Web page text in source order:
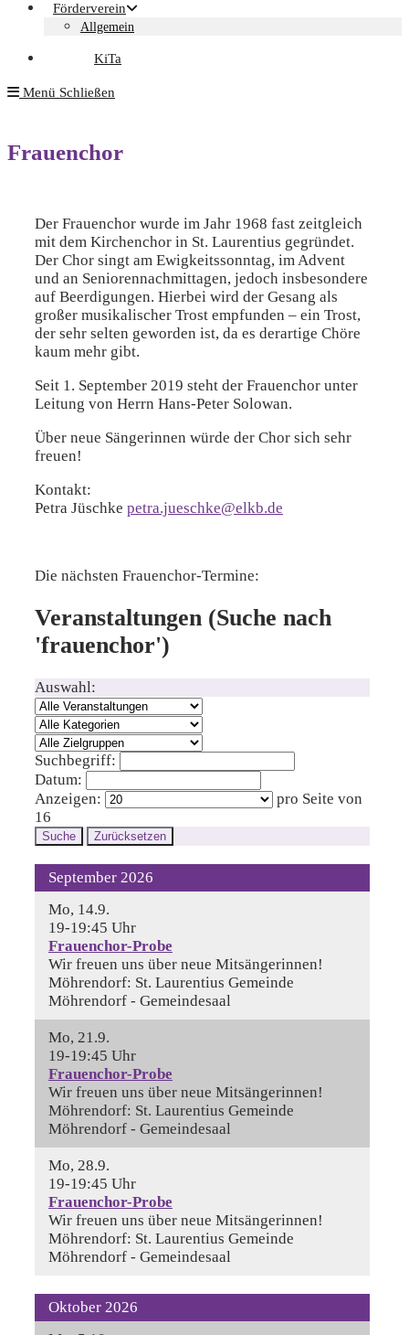
Förderverein
Allgemein
KiTa
Menü Schließen
Frauenchor
Der Frauenchor wurde im Jahr 1968 fast zeitgleich
mit dem Kirchenchor in St. Laurentius gegründet.
Der Chor singt am Ewigkeitssonntag, im Advent
und an Seniorennachmittagen, jedoch insbesondere
auf Beerdigungen. Hierbei wird der Gesang als
großer musikalischer Trost empfunden – ein Trost,
der sehr selten geworden ist, da es derartige Chöre
kaum mehr gibt.
Seit 1. September 2019 steht der Frauenchor unter
Leitung von Herrn Hans-Peter Solowan.
Über neue Sängerinnen würde der Chor sich sehr
freuen!
Kontakt:
Petra Jüschke petra.jueschke@elkb.de
Die nächsten Frauenchor-Termine:
Veranstaltungen (Suche nach
'frauenchor')
Auswahl:
Suchbegriff:
Datum:
Anzeigen:
pro Seite von
16
Suche Zurücksetzen
September 2026
Mo, 14.9.
19-19:45 Uhr
Frauenchor-Probe
Wir freuen uns über neue Mitsängerinnen!
Möhrendorf: St. Laurentius Gemeinde
Möhrendorf - Gemeindesaal
Mo, 21.9.
19-19:45 Uhr
Frauenchor-Probe
Wir freuen uns über neue Mitsängerinnen!
Möhrendorf: St. Laurentius Gemeinde
Möhrendorf - Gemeindesaal
Mo, 28.9.
19-19:45 Uhr
Frauenchor-Probe
Wir freuen uns über neue Mitsängerinnen!
Möhrendorf: St. Laurentius Gemeinde
Möhrendorf - Gemeindesaal
Oktober 2026